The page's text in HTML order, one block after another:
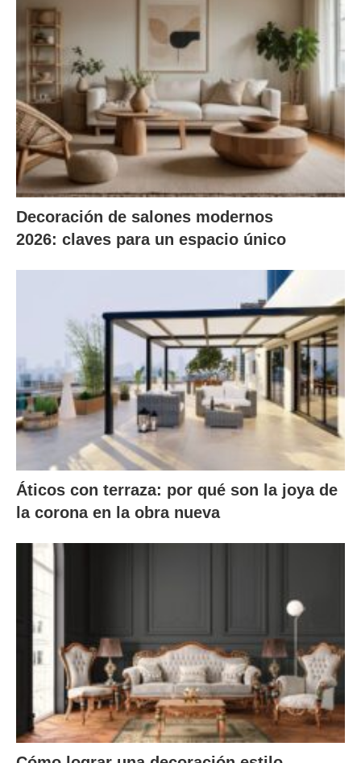
Decoración de salones modernos
2026: claves para un espacio único
Áticos con terraza: por qué son la joya de
la corona en la obra nueva